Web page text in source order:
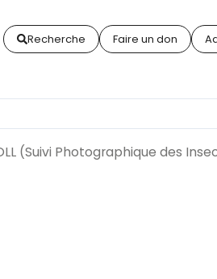
Recherche Faire un don
(Suivi Photographique des